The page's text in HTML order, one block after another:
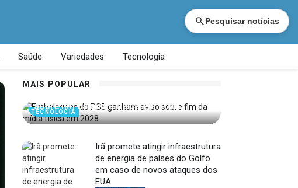
Pesquisar notícias
Saúde Variedades Tecnologia
MAIS POPULAR
TECNOLOGIA
sobre fim da mídia física em 2028
Irã promete atingir infraestrutura
de energia de países do Golfo
em caso de novos ataques dos
EUA